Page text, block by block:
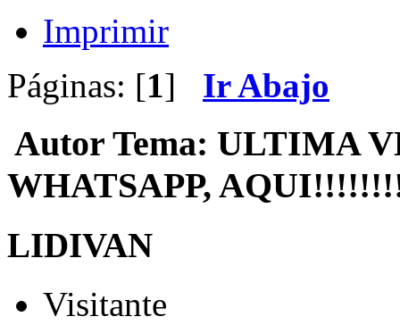
Imprimir
Páginas: [1] Ir Abajo
Autor Tema: ULTIMA
WHATSAPP,
LIDIVAN
Visitante